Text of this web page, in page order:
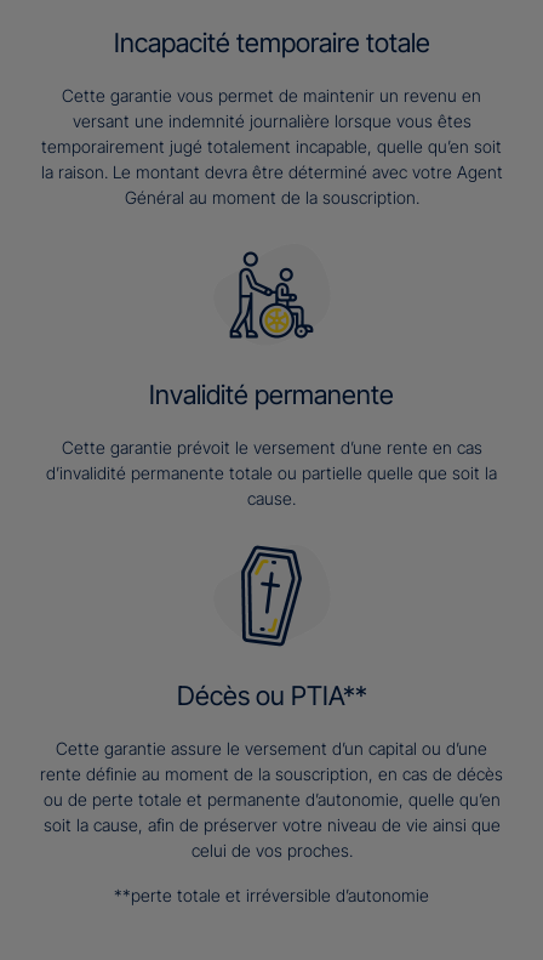
Incapacité temporaire totale
Cette garantie vous permet de maintenir un revenu en
versant une indemnité journalière lorsque vous êtes
temporairement jugé totalement incapable, quelle qu’en soit
la raison. Le montant devra être déterminé avec votre Agent
Général au moment de la souscription.
Invalidité permanente
Cette garantie prévoit le versement d’une rente en cas
d’invalidité permanente totale ou partielle quelle que soit la
cause.
Décès ou PTIA**
Cette garantie assure le versement d’un capital ou d’une
rente définie au moment de la souscription, en cas de décès
ou de perte totale et permanente d’autonomie, quelle qu’en
soit la cause, afin de préserver votre niveau de vie ainsi que
celui de vos proches.
**perte totale et irréversible d’autonomie